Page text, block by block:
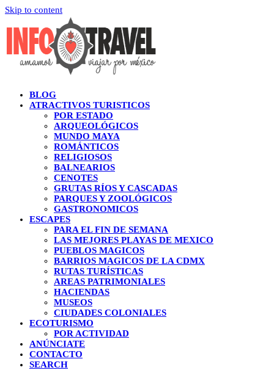
Skip to content
BLOG
ATRACTIVOS TURISTICOS
POR ESTADO
ARQUEOLÓGICOS
MUNDO MAYA
ROMÁNTICOS
RELIGIOSOS
BALNEARIOS
CENOTES
GRUTAS RÍOS Y CASCADAS
PARQUES Y ZOOLÓGICOS
GASTRONOMICOS
ESCAPES
PARA EL FIN DE SEMANA
LAS MEJORES PLAYAS DE MEXICO
PUEBLOS MAGICOS
BARRIOS MAGICOS DE LA CDMX
RUTAS TURÍSTICAS
AREAS PATRIMONIALES
HACIENDAS
MUSEOS
CIUDADES COLONIALES
ECOTURISMO
POR ACTIVIDAD
ANÚNCIATE
CONTACTO
SEARCH